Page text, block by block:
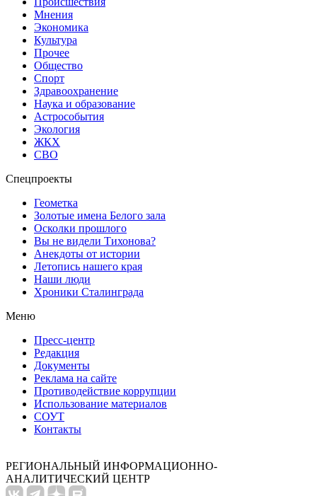
Мнения
Экономика
Культура
Прочее
Общество
Спорт
Здравоохранение
Наука и образование
Астрособытия
Экология
ЖКХ
СВО
Спецпроекты
Геометка
Золотые имена Белого зала
Осколки прошлого
Вы не видели Тихонова?
Анекдоты от истории
Летопись нашего края
Наши люди
Хроники Сталинграда
Меню
Пресс-центр
Редакция
Документы
Реклама на сайте
Противодействие коррупции
Использование материалов
СОУТ
Контакты
РЕГИОНАЛЬНЫЙ ИНФОРМАЦИОННО-
АНАЛИТИЧЕСКИЙ ЦЕНТР